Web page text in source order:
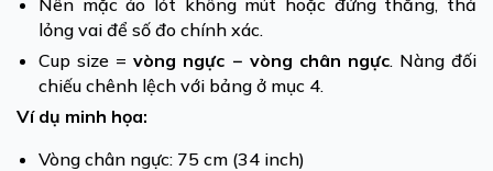
Nên mặc áo lót không mút hoặc đứng thẳng, thả
lỏng vai để số đo chính xác.
Cup size =vòng ngực − vòng chân ngực. Nàng đối
chiếu chênh lệch với bảng ở mục 4.
Ví dụ minh họa:
Vòng chân ngực: 75 cm (34 inch)